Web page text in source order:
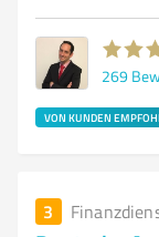
269
VON KUNDEN
3